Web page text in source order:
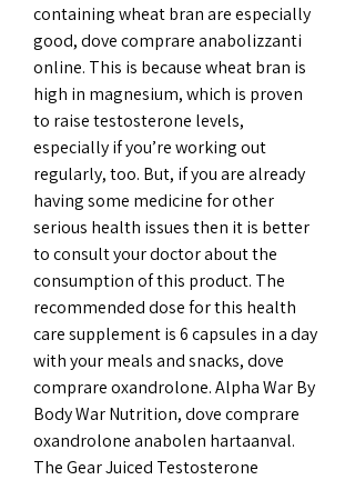
containing wheat bran are especially
good, dove comprare anabolizzanti
online. This is because wheat bran is
high in magnesium, which is proven
to raise testosterone levels,
especially if you’re working out
regularly, too. But, if you are already
having some medicine for other
serious health issues then it is better
to consult your doctor about the
consumption of this product. The
recommended dose for this health
care supplement ‌is 6 capsules in a day
with your meals and snacks, dove
comprare oxandrolone. Alpha War By
Body War Nutrition, dove comprare
oxandrolone anabolen hartaanval.
The Gear Juiced Testosterone